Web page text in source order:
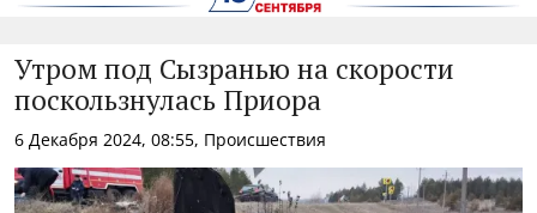
Утром под Сызранью на скорости
поскользнулась Приора
6 Декабря 2024, 08:55, Происшествия